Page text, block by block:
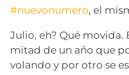
#nuevonumero, el
Julio, eh? Qué movida.
mitad de un año que
volando y por otro se